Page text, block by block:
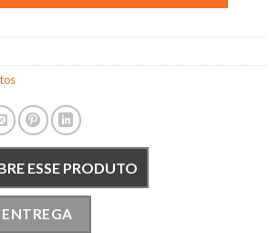
ESSE PRODUTO
ENTREGA